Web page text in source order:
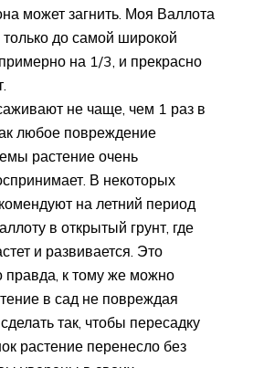
может загнить. Моя Валлота
только до самой широкой
на 1/3, и прекрасно
не чаще, чем 1 раз в
любое повреждение
растение очень
В некоторых
на летний период
в открытый грунт, где
и развивается. Это
правда, к тому же можно
в сад не повреждая
так, чтобы пересадку
растение перенесло без